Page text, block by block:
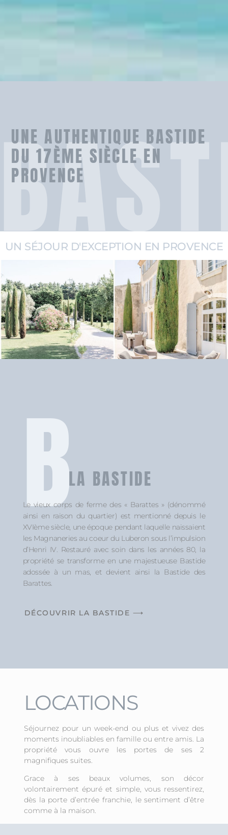
UNE AUTHENTIQUE BASTIDE
DU 17ÈME SIÈCLE EN
PROVENCE
UN SÉJOUR D'EXCEPTION EN PROVENCE
BLA BASTIDE
Le vieux corps de ferme des « Barattes » (dénommé
ainsi en raison du quartier) est mentionné depuis le
XVIème siècle, une époque pendant laquelle naissaient
les Magnaneries au coeur du Luberon sous l’impulsion
d’Henri IV. Restauré avec soin dans les années 80, la
propriété se transforme en une majestueuse Bastide
adossée à un mas, et devient ainsi la Bastide des
Barattes.
DÉCOUVRIR LA BASTIDE ⟶
LOCATIONS
Séjournez pour un week-end ou plus et vivez des
moments inoubliables en famille ou entre amis. La
propriété vous ouvre les portes de ses 2
magnifiques suites.
Grace à ses beaux volumes, son décor
volontairement épuré et simple, vous ressentirez,
dès la porte d’entrée franchie, le sentiment d’être
comme à la maison.